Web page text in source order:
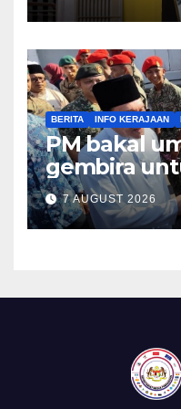
BERITA INFO KERAJAAN
PM bakal
gembira
PDRM
Merdeka
7 AUGUST 2026